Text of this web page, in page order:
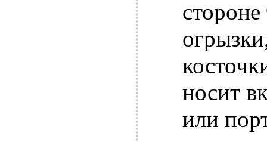
стороне
носит
или